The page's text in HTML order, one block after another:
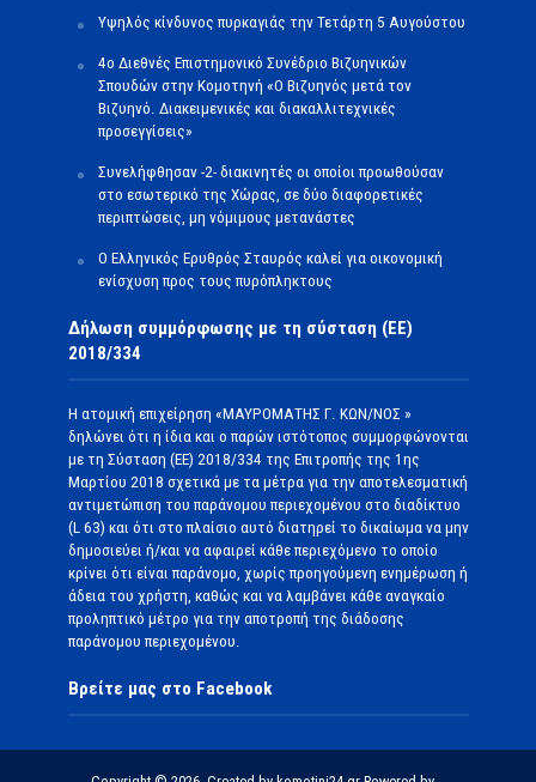
Υψηλός κίνδυνος πυρκαγιάς την Τετάρτη 5 Αυγούστου
4ο Διεθνές Επιστημονικό Συνέδριο Βιζυηνικών
Σπουδών στην Κομοτηνή «Ο Βιζυηνός μετά τον
Βιζυηνό. Διακειμενικές και διακαλλιτεχνικές
προσεγγίσεις»
Συνελήφθησαν -2- διακινητές οι οποίοι προωθούσαν
στο εσωτερικό της Χώρας, σε δύο διαφορετικές
περιπτώσεις, μη νόμιμους μετανάστες
O Ελληνικός Ερυθρός Σταυρός καλεί για οικονομική
ενίσχυση προς τους πυρόπληκτους
Δήλωση συμμόρφωσης με τη σύσταση (ΕΕ)
2018/334
Η ατομική επιχείρηση «ΜΑΥΡΟΜΑΤΗΣ Γ. ΚΩΝ/ΝΟΣ »
δηλώνει ότι η ίδια και ο παρών ιστότοπος συμμορφώνονται
με τη Σύσταση (ΕΕ) 2018/334 της Επιτροπής της 1ης
Μαρτίου 2018 σχετικά με τα μέτρα για την αποτελεσματική
αντιμετώπιση του παράνομου περιεχομένου στο διαδίκτυο
(L 63) και ότι στο πλαίσιο αυτό διατηρεί το δικαίωμα να μην
δημοσιεύει ή/και να αφαιρεί κάθε περιεχόμενο το οποίο
κρίνει ότι είναι παράνομο, χωρίς προηγούμενη ενημέρωση ή
άδεια του χρήστη, καθώς και να λαμβάνει κάθε αναγκαίο
προληπτικό μέτρο για την αποτροπή της διάδοσης
παράνομου περιεχομένου.
Βρείτε μας στο Facebook